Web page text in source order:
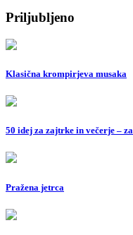
Priljubljeno
Klasična krompirjeva musaka
50 idej za zajtrke in večerje –
Pražena jetrca